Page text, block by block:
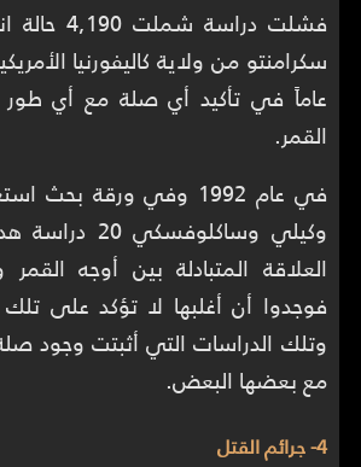
فشلت
عاماً في تأكيد أي صلة مع أي طور
القمر.
في عام 1992 وفي ورقة
وكيلي
العلاقة المتبادلة بين أوجه القمر
فوجدوا أن أغلبها لا تؤكد على
وتلك الدراسات التي أثبتت وجود
مع بعضها البعض.
4- جرائم القتل